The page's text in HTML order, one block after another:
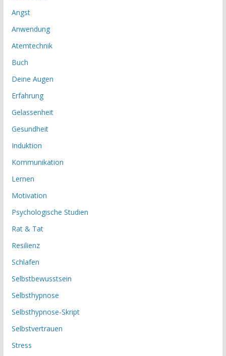
Angst
Anwendung
Atemtechnik
Buch
Deine Augen
Erfahrung
Gelassenheit
Gesundheit
Induktion
Kommunikation
Lernen
Motivation
Psychologische Studien
Rat & Tat
Resilienz
Schlafen
Selbstbewusstsein
Selbsthypnose
Selbsthypnose-Skript
Selbstvertrauen
Stress